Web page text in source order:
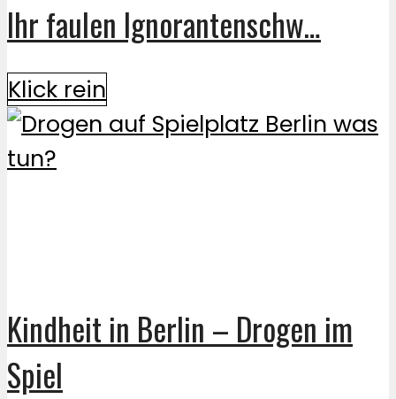
Ihr faulen Ignorantenschw…
Klick rein
Kindheit in Berlin – Drogen im
Spiel